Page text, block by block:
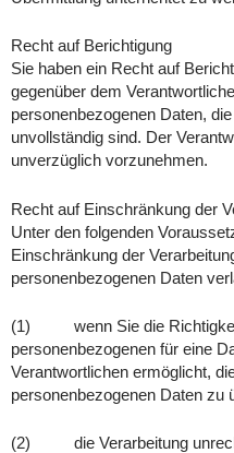
Recht auf Berichtigung
Sie haben ein Recht auf
gegenüber dem
personenbezogenen Daten,
unvollständig sind. Der
unverzüglich vorzunehmen.
Recht auf Einschränkung der
Unter den folgenden
Einschränkung der
personenbezogenen Daten
(1) wenn Sie die Richtigkeit
personenbezogenen für eine
Verantwortlichen ermöglicht,
personenbezogenen Daten zu
(2) die Verarbeitung